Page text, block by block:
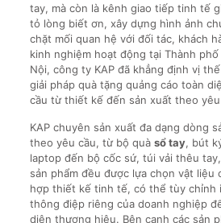
tay, mà còn là kênh giao tiếp tinh tế
tỏ lòng biết ơn, xây dựng hình ảnh
chặt mối quan hệ với đối tác, khách
kinh nghiệm hoạt động tại Thành
Nội, công ty KAP đã khẳng định vị
giải pháp quà tặng quảng cáo toàn
cầu từ thiết kế đến sản xuất theo yêu
KAP chuyên sản xuất đa dạng dòng
theo yêu cầu, từ bộ quà sổ tay, bút
laptop đến bộ cốc sứ, túi vải thêu
sản phẩm đều được lựa chọn vật liệu
hợp thiết kế tinh tế, có thể tùy chỉnh
thông điệp riêng của doanh nghiệp
diện thương hiệu. Bên cạnh các sản